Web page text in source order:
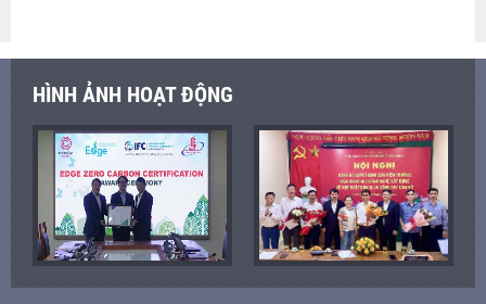
HÌNH ẢNH HOẠT ĐỘNG